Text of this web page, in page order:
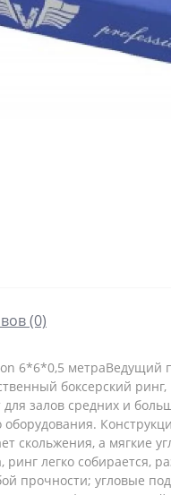
(0)
6*6*0,5
боксерский
залов средних и
оборудования.
скольжения, а мягкие
легко собирается,
прочности; угловые